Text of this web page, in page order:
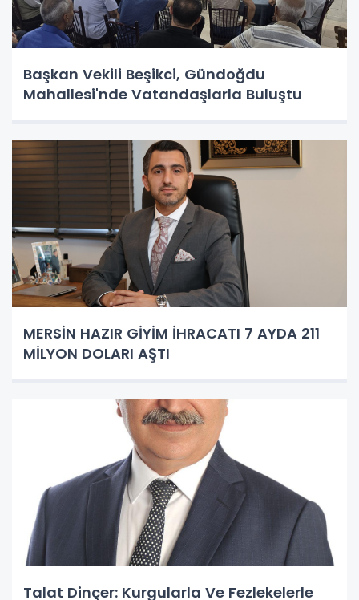
Başkan Vekili Beşikci, Gündoğdu
Mahallesi'nde Vatandaşlarla Buluştu
MERSİN HAZIR GİYİM İHRACATI 7 AYDA 211
MİLYON DOLARI AŞTI
Talat Dinçer: Kurgularla Ve Fezlekelerle